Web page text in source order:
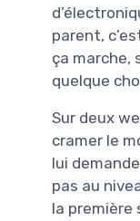
parent,
ça marche,
quelque
Sur deux
cramer le
lui
pas au
la première